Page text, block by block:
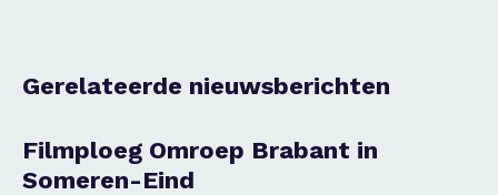
Gerelateerde nieuwsberichten
Filmploeg Omroep Brabant in
Someren-Eind